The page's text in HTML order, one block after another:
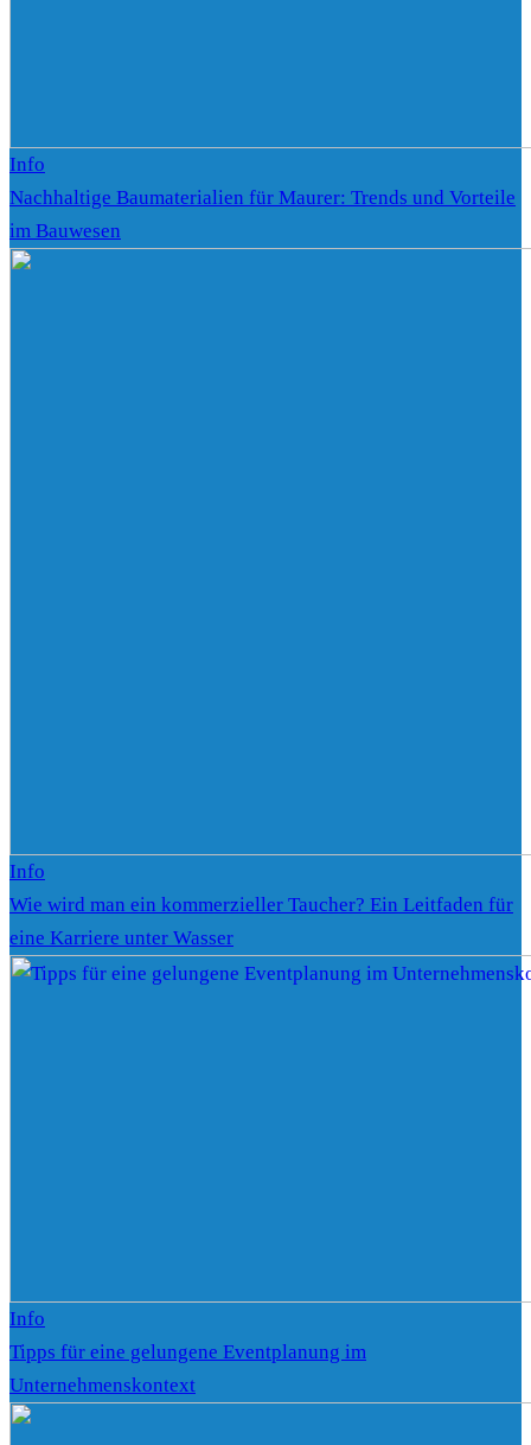
Info
Nachhaltige Baumaterialien für Maurer: Trends und Vorteile
im Bauwesen
Info
Wie wird man ein kommerzieller Taucher? Ein Leitfaden für
eine Karriere unter Wasser
Info
Tipps für eine gelungene Eventplanung im
Unternehmenskontext